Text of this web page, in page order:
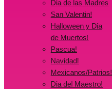
Dia de las Madres
San Valentin!
Halloween y Dia
de Muertos!
Pascua!
Navidad!
Mexicanos/Patrios!
Dia del Maestro!